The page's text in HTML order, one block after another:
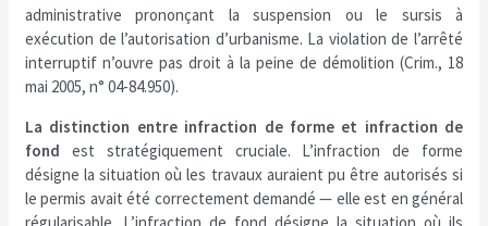
administrative prononçant la suspension ou le sursis à
exécution de l’autorisation d’urbanisme. La violation de l’arrêté
interruptif n’ouvre pas droit à la peine de démolition (Crim., 18
mai 2005, n° 04-84.950).
La distinction entre infraction de forme et infraction de
fond est stratégiquement cruciale. L’infraction de forme
désigne la situation où les travaux auraient pu être autorisés si
le permis avait été correctement demandé — elle est en général